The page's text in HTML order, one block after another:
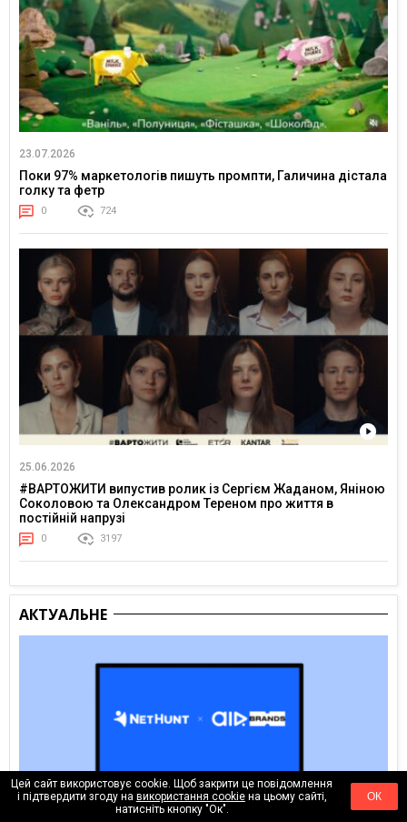
23.07.2026
Поки 97% маркетологів пишуть промпти, Галичина дістала
голку та фетр
0 724
25.06.2026
#ВАРТОЖИТИ випустив ролик із Сергієм Жаданом, Яніною
Соколовою та Олександром Тереном про життя в
постійній напрузі
0 3197
АКТУАЛЬНЕ
Цей сайт використовує cookie. Щоб закрити це повідомлення
і підтвердити згоду на використання cookieна цьому сайті,
натисніть кнопку "Ок".
ОК